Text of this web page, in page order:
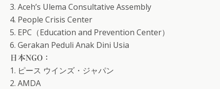
3. Aceh’s Ulema Consultative Assembly
4. People Crisis Center
5. EPC（Education and Prevention Center）
6. Gerakan Peduli Anak Dini Usia
日本NGO：
1. ピース ウインズ・ジャパン
2. AMDA